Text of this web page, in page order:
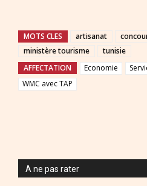
MOTS CLES artisanat
ministère tourisme
tunisie
AFFECTATION
Economie
WMC avec TAP
A ne pas rater